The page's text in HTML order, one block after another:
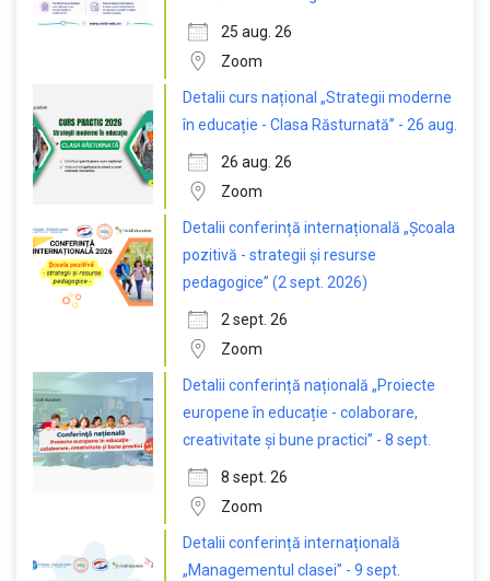
25 aug. 26
Zoom
Detalii curs național „Strategii moderne
în educație - Clasa Răsturnată” - 26 aug.
26 aug. 26
Zoom
Detalii conferință internațională „Școala
pozitivă - strategii și resurse
pedagogice” (2 sept. 2026)
2 sept. 26
Zoom
Detalii conferință națională „Proiecte
europene în educație - colaborare,
creativitate și bune practici” - 8 sept.
8 sept. 26
Zoom
Detalii conferință internațională
„Managementul clasei” - 9 sept.